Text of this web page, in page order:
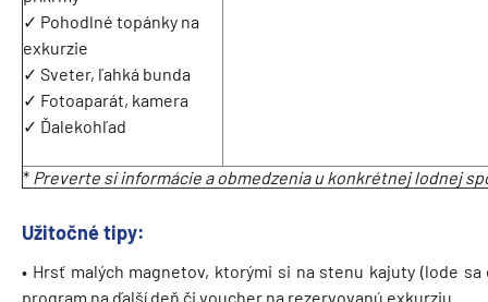
✓ Pohodlné topánky na
exkurzie
✓ Sveter, ľahká bunda
✓ Fotoaparát, kamera
✓ Ďalekohľad
* Preverte si informácie a obmedzenia u konkrétnej lodnej
Užitočné tipy:
• Hrsť malých magnetov, ktorými si na stenu kajuty (lode
program na ďalší deň či voucher na rezervovanú exkurziu